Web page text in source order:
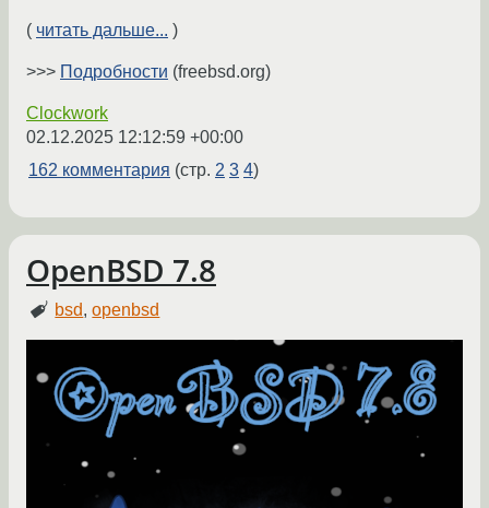
( читать дальше... )
>>> Подробности (freebsd.org)
Clockwork
02.12.2025 12:12:59 +00:00
162 комментария (стр. 2 3 4)
OpenBSD 7.8
bsd,openbsd